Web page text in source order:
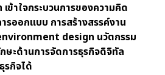
ข้าใจกระบวนการของความคิด
รออกแบบ การสร้างสรรค์งาน
design นวัตกรรม
ษะด้านการจัดการธุรกิจดิจิทัล
รกิจได้